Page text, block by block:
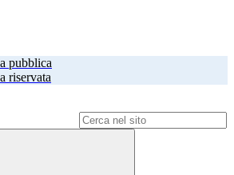
pubblica
riservata